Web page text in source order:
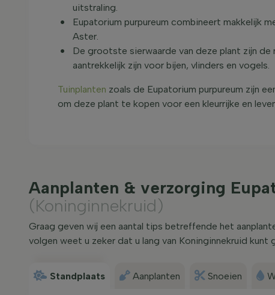
uitstraling.
Eupatorium purpureum combineert makkelijk
Aster.
De grootste sierwaarde van deze plant zijn
aantrekkelijk zijn voor bijen, vlinders en vogels.
Tuinplanten zoals de Eupatorium purpureum zijn
om deze plant te kopen voor een kleurrijke en
Aanplanten & verzorging
(Koninginnekruid)
Graag geven wij een aantal tips betreffende het
volgen weet u zeker dat u lang van Koninginnekruid kunt
Standplaats Aanplanten Snoeien